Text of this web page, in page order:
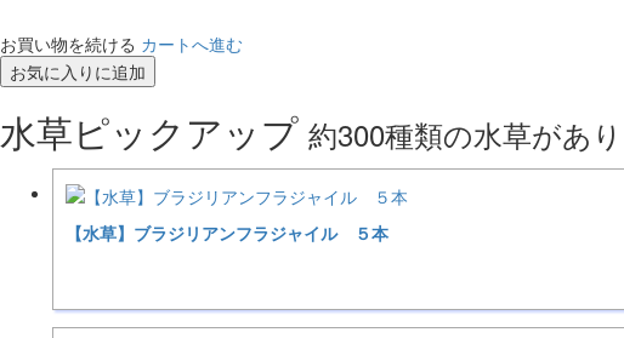
お買い物を続ける カートへ進む
お気に入りに追加
水草ピックアップ 約300種類の水草があ
【水草】ブラジリアンフラジャイル ５本